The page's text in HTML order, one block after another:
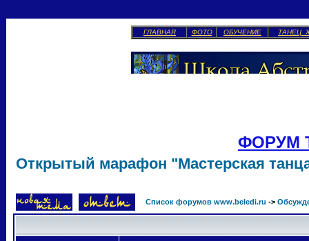
ГЛАВНАЯ ФОТО ОБУЧЕНИЕ ТАНЕЦ
ФОРУМ
Открытый марафон "Мастерская
Список форумов www.beledi.ru ->